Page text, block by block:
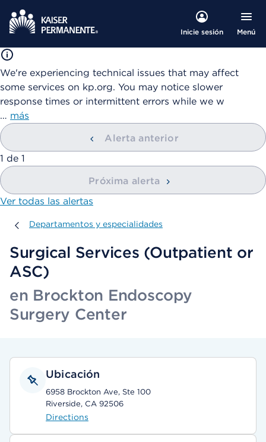
Inicie sesión Menú
We're experiencing technical issues that may affect
some services on kp.org. You may notice slower
response times or intermittent errors while we w
… más
Alerta anterior
mostrando
1 de 1
Próxima alerta
Ver todas las alertas
Departamentos y especialidades
Departamentos y especialidades
Surgical Services (Outpatient or
ASC)
en Brockton Endoscopy
Surgery Center
Ubicación
6958 Brockton Ave, Ste 100
Riverside, CA 92506
Directions